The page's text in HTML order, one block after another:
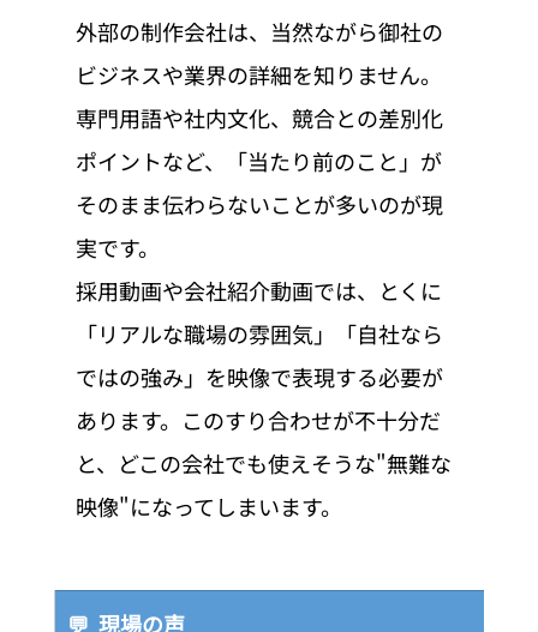
外部の制作会社は、当然ながら御社の
ビジネスや業界の詳細を知りません。
専門用語や社内文化、競合との差別化
ポイントなど、「当たり前のこと」が
そのまま伝わらないことが多いのが現
実です。
採用動画や会社紹介動画では、とくに
「リアルな職場の雰囲気」「自社なら
ではの強み」を映像で表現する必要が
あります。このすり合わせが不十分だ
と、どこの会社でも使えそうな"無難な
映像"になってしまいます。
💬  現場の声